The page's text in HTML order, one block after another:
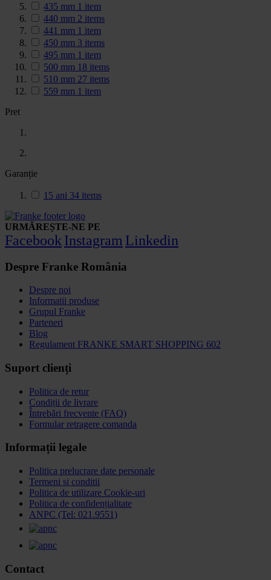
435 mm 1 item
440 mm 2 items
441 mm 1 item
450 mm 3 items
495 mm 1 item
500 mm 18 items
510 mm 27 items
559 mm 1 item
Pret
Garanție
15 ani 34 items
URMĂREȘTE-NE PE
Facebook Instagram Linkedin
Despre Franke România
Despre noi
Informatii produse
Grupul Franke
Parteneri
Blog
Regulament FRANKE SMART SHOPPING 602
Suport clienți
Politica de retur
Condiții de livrare
Întrebări frecvente (FAQ)
Formular retragere comanda
Informații legale
Politica prelucrare date personale
Termeni si conditii
Politica de utilizare Cookie-uri
Politica de confidențialitate
ANPC (Tel: 021.9551)
Contact